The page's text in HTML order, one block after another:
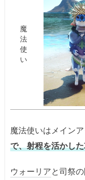
魔
法
使
い
魔法使いはメインア
で、射程を活かし
ウォーリアと司祭